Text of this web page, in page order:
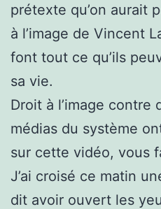
prétexte qu’on aurait
à l’image de Vincent
font tout ce qu’ils
sa vie.
Droit à l’image contre
médias du système
sur cette vidéo, vous
J’ai croisé ce matin
dit avoir ouvert les